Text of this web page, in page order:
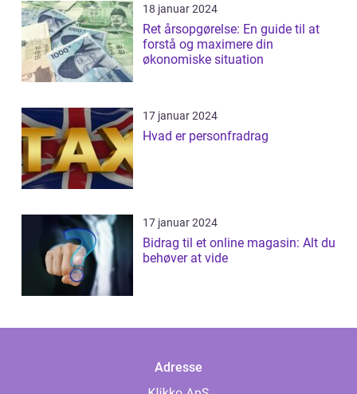
18 januar 2024
Ret årsopgørelse: En guide til at
forstå og maximere din
økonomiske situation
17 januar 2024
Hvad er personfradrag
17 januar 2024
Bidrag til et online magasin: Alt du
behøver at vide
Adresse